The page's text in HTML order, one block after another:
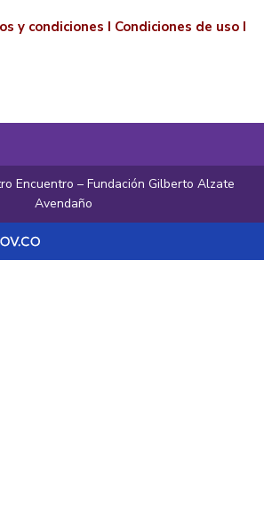
y condiciones I Condiciones de uso I
Encuentro – Fundación Gilberto Alzate
Avendaño